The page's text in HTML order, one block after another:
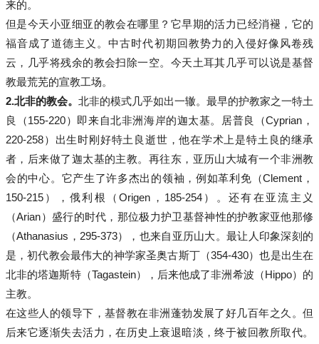
来的。
但是今天小亚细亚的教会在哪里？它早期的活力已经消褪，它的
福音成了道德主义。中古时代初期回教势力的入侵好像风卷残
云，几乎将残余的教会扫除一空。今天土耳其几乎可以说是基督
教最荒芜的宣教工场。
2.北非的教会。 北非的模式几乎如出一辙。最早的护教家之一特土
良（155-220）即来自北非洲海岸的迦太基。居普良（Cyprian，
220-258）出生时刚好特土良逝世，他在学术上是特土良的继承
者，后来做了迦太基的主教。再往东，亚历山大城有一个非洲教
会的中心。它产生了许多杰出的领袖，例如革利免（Clement，
150-215），俄利根（Origen，185-254）。还有在亚流主义
（Arian）盛行的时代，那位极力护卫基督神性的护教家亚他那修
（Athanasius，295-373），也来自亚历山大。最让人印象深刻的
是，初代教会最伟大的神学家圣奥古斯丁（354-430）也是出生在
北非的塔迦斯特（Tagastein），后来他成了非洲希波（Hippo）的
主教。
在这些人的领导下，基督教在非洲蓬勃发展了好几百年之久。但
后来它逐渐失去活力，在历史上衰退暗淡，终于被回教所取代。